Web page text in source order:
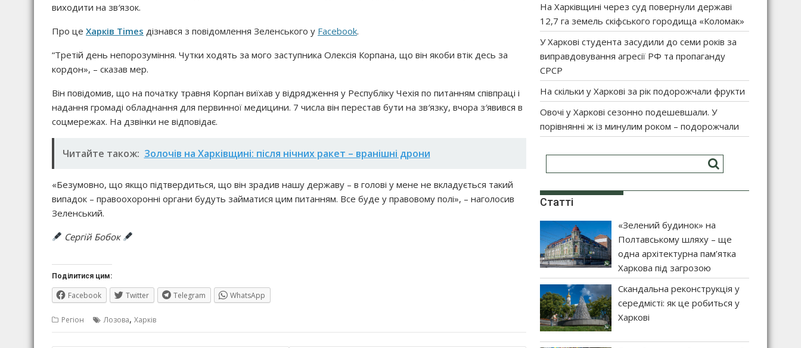
виходити на зв′язок.
Про це Харків Times дізнався з повідомлення Зеленського у Facebook.
“Третій день непорозуміння. Чутки ходять за мого заступника Олексія Корпана, що він якоби втік десь за
кордон», – сказав мер.
Він повідомив, що на початку травня Корпан виїхав у відрядження у Республіку Чехія по питанням співпраці і
надання громаді обладнання для первинної медицини. 7 числа він перестав бути на зв′язку, вчора з′явився в
соцмережах. На дзвінки не відповідає.
Читайте також: Золочів на Харківщині: після нічних ракет – вранішні дрони
«Безумовно, що якщо підтвердиться, що він зрадив нашу державу – в голові у мене не вкладується такий
випадок – правоохоронні органи будуть займатися цим питанням. Все буде у правовому полі», – наголосив
Зеленський.
Сергій Бобок
Поділитися цим:
Facebook Twitter Telegram WhatsApp
Регіон Лозова, Харків
На Харківщині через суд повернули державі
12,7 га земель скіфського городища «Коломак»
У Харкові студента засудили до семи років за
виправдовування агресії РФ та пропаганду
СРСР
На скільки у Харкові за рік подорожчали фрукти
Овочі у Харкові сезонно подешевшали. У
порівнянні ж із минулим роком – подорожчали
Статті
«Зелений будинок» на
Полтавському шляху – ще
одна архітектурна пам’ятка
Харкова під загрозою
Скандальна реконструкція у
середмісті: як це робиться у
Харкові